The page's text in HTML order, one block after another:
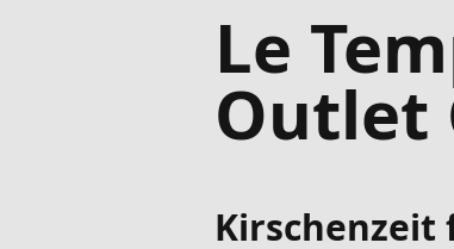
Le
Outlet
Kirschenzeit